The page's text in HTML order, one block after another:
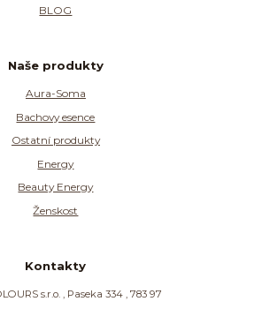
BLOG
Naše produkty
Aura-Soma
Bachovy esence
Ostatní produkty
Energy
Beauty Energy
Ženskost
Kontakty
s.r.o. , Paseka 334 , 783 97